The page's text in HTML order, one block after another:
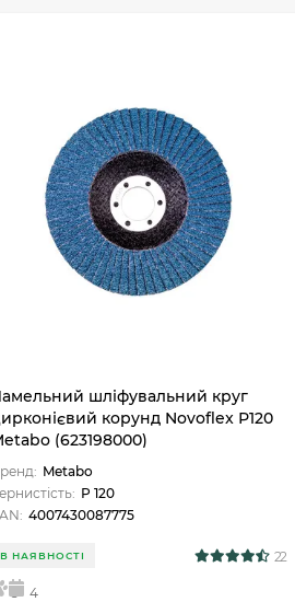
шліфувальний круг
корунд Novoflex Р120
(623198000)
Metabo
Р 120
4007430087775
В НАЯВНОСТІ 22
5 4